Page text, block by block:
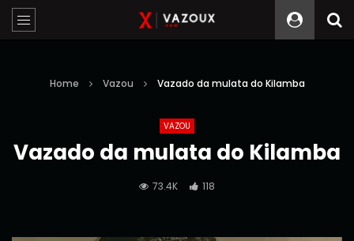
Home Vazou Vazado da mulata do Kilamba
VAZOU
Vazado da mulata do Kilamba
73.4K 118